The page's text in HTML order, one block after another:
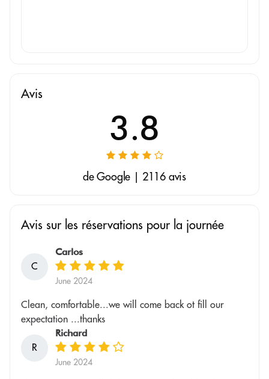
Avis
3.8
de Google | 2116 avis
Avis sur les réservations pour la journée
C
Carlos
June 2024
Clean, comfortable...we will come back ot fill our
expectation ...thanks
R
Richard
June 2024